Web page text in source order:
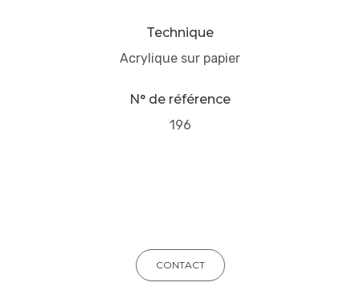
Technique
Acrylique sur papier
N° de référence
196
CONTACT